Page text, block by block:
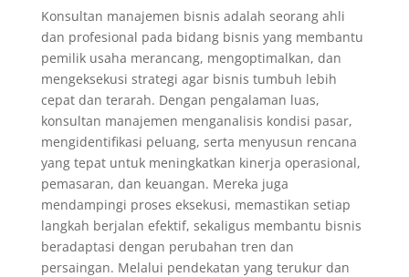
Konsultan manajemen bisnis adalah seorang ahli
dan profesional pada bidang bisnis yang membantu
pemilik usaha merancang, mengoptimalkan, dan
mengeksekusi strategi agar bisnis tumbuh lebih
cepat dan terarah. Dengan pengalaman luas,
konsultan manajemen menganalisis kondisi pasar,
mengidentifikasi peluang, serta menyusun rencana
yang tepat untuk meningkatkan kinerja operasional,
pemasaran, dan keuangan. Mereka juga
mendampingi proses eksekusi, memastikan setiap
langkah berjalan efektif, sekaligus membantu bisnis
beradaptasi dengan perubahan tren dan
persaingan. Melalui pendekatan yang terukur dan